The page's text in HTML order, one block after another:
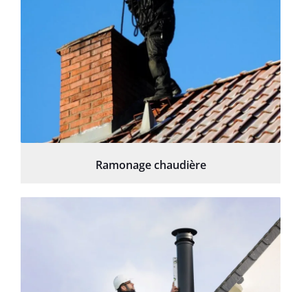
Ramonage chaudière